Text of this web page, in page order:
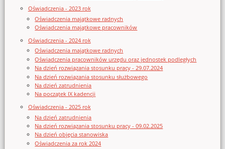
Oświadczenia - 2023 rok
Oświadczenia majątkowe radnych
Oświadczenia majątkowe pracowników
Oświadczenia - 2024 rok
Oświadczenia majątkowe radnych
Oświadczenia pracowników urzędu oraz jednostek podległych
Na dzień rozwiązania stosunku pracy - 29.07.2024
Na dzień rozwiązania stosunku służbowego
Na dzień zatrudnienia
Na początek IX kadencji
Oświadczenia - 2025 rok
Na dzień zatrudnienia
Na dzień rozwiązania stosunku pracy - 09.02.2025
Na dzień objęcia stanowiska
Oświadczenia za rok 2024